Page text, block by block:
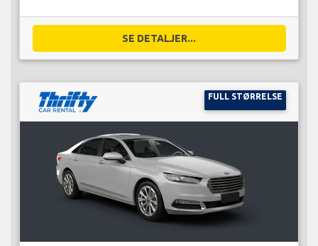
SE DETALJER...
FULL STØRRELSE